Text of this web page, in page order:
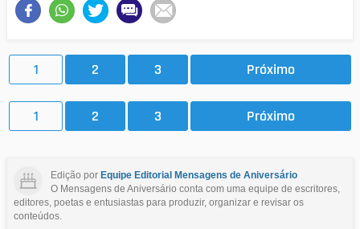
1 2 3 Próximo
1 2 3 Próximo
Edição por Equipe Editorial Mensagens de Aniversário
O Mensagens de Aniversário conta com uma equipe de escritores,
editores, poetas e entusiastas para produzir, organizar e revisar os
conteúdos.